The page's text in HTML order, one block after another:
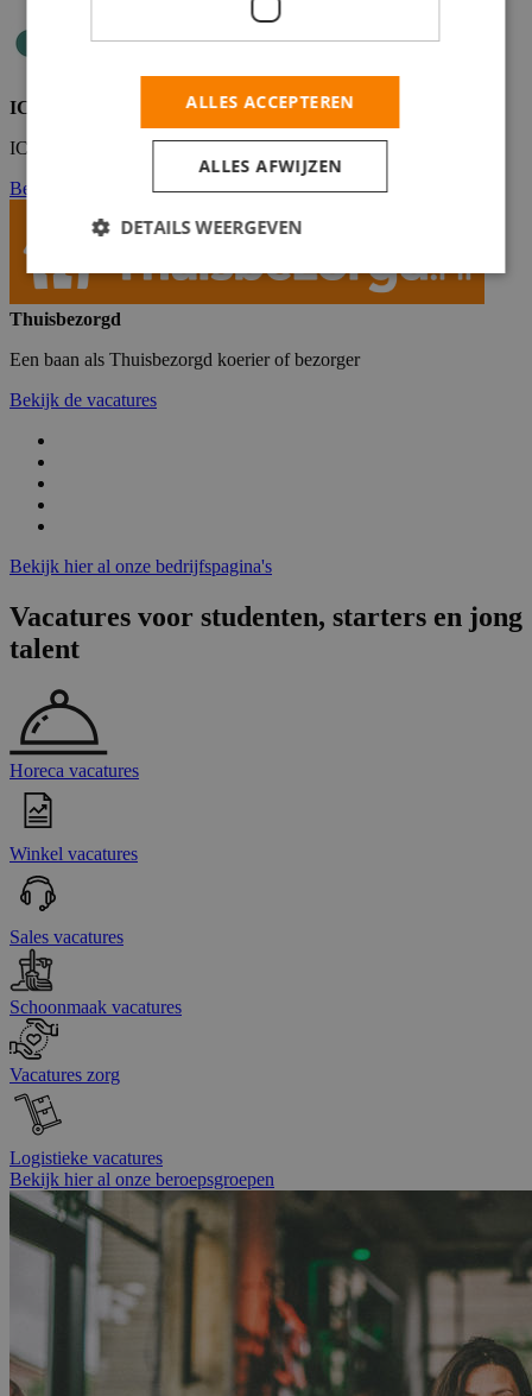
ICON
ICON Geneesmiddelenonderzoek
Bekijk de vacatures
Thuisbezorgd
Een baan als Thuisbezorgd koerier of bezorger
Bekijk de vacatures
Bekijk hier al onze bedrijfspagina's
Vacatures voor studenten, starters en jong
talent
Horeca vacatures
Winkel vacatures
Sales vacatures
Schoonmaak vacatures
Vacatures zorg
Logistieke vacatures
Bekijk hier al onze beroepsgroepen
ALLES ACCEPTEREN
ALLES AFWIJZEN
DETAILS WEERGEVEN